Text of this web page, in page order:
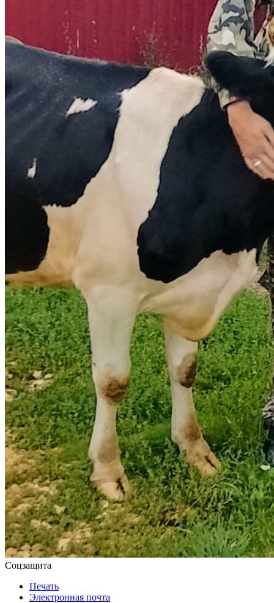
Соцзащита
Печать
Электронная почта